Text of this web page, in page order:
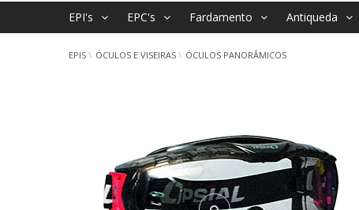
EPI's EPC's Fardamento Antiqueda
EPIS ÓCULOS E VISEIRAS ÓCULOS PANORÂMICOS